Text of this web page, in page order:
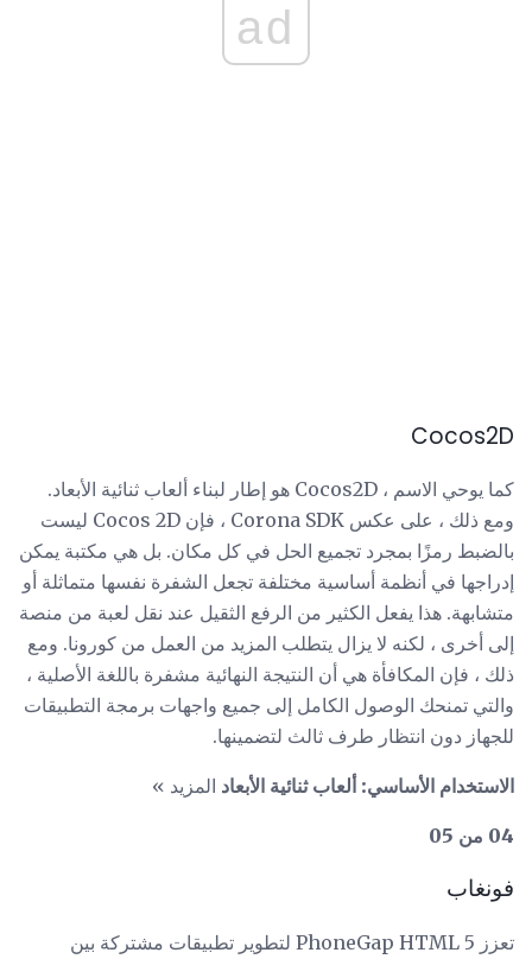
ad
Cocos2D
كما يوحي الاسم ، Cocos2D هو إطار لبناء ألعاب ثنائية الأبعاد.
ومع ذلك ، على عكس Corona SDK ، فإن Cocos 2D ليست
بالضبط رمزًا بمجرد تجميع الحل في كل مكان. بل هي مكتبة يمكن
إدراجها في أنظمة أساسية مختلفة تجعل الشفرة نفسها متماثلة أو
متشابهة. هذا يفعل الكثير من الرفع الثقيل عند نقل لعبة من منصة
إلى أخرى ، لكنه لا يزال يتطلب المزيد من العمل من كورونا. ومع
ذلك ، فإن المكافأة هي أن النتيجة النهائية مشفرة باللغة الأصلية ،
والتي تمنحك الوصول الكامل إلى جميع واجهات برمجة التطبيقات
للجهاز دون انتظار طرف ثالث لتضمينها.
الاستخدام الأساسي: ألعاب ثنائية الأبعاد المزيد »
04 من 05
فونغاب
تعزز PhoneGap HTML 5 لتطوير تطبيقات مشتركة بين